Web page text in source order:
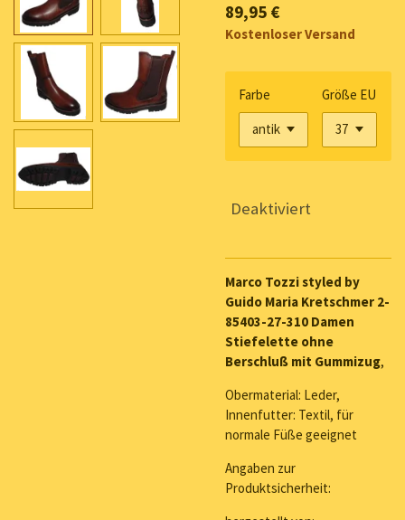
89,95 €
Kostenloser Versand
Farbe Größe EU
Deaktiviert
Marco Tozzi styled by
Guido Maria Kretschmer 2-
85403-27-310 Damen
Stiefelette ohne
Berschluß mit Gummizug,
Obermaterial: Leder,
Innenfutter: Textil, für
normale Füße geeignet
Angaben zur
Produktsicherheit: